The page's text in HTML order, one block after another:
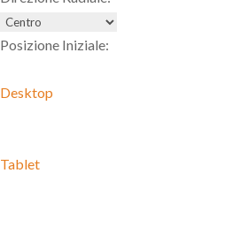
Posizione Iniziale:
Desktop
Tablet